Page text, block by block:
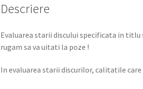
Descriere
Evaluarea starii discului specificata in
rugam sa va uitati la poze !
In evaluarea starii discurilor, calitatile